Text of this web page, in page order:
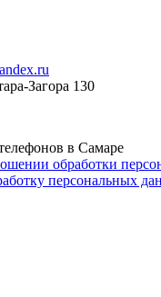
Загора 130
в Самаре
обработки
персональных